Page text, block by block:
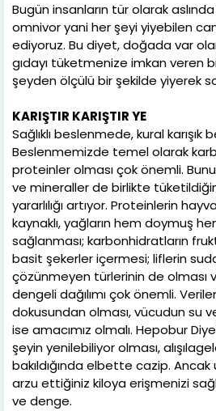
Bugün insanların tür olarak
omnivor yani her şeyi yiyebilen
ediyoruz. Bu diyet, doğada var
gıdayı tüketmenize imkan veren
şeyden ölçülü bir şekilde yiyerek
KARIŞTIR KARIŞTIR YE
Sağlıklı beslenmede, kural karışık
Beslenmemizde temel olarak
proteinler olması çok önemli.
ve mineraller de birlikte
yararlılığı artıyor. Proteinlerin
kaynaklı, yağların hem doymuş
sağlanması; karbonhidratların
basit şekerler içermesi; liflerin
çözünmeyen türlerinin de olması
dengeli dağılımı çok önemli.
dokusundan olması, vücudun su
ise amacımız olmalı. Hepobur
şeyin yenilebiliyor olması,
bakıldığında elbette cazip.
arzu ettiğiniz kiloya erişmenizi
ve denge.